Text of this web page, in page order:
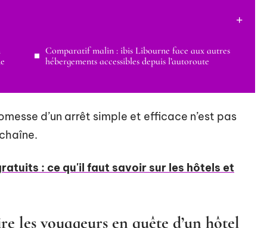
Comparatif malin : ibis Libourne face aux autres
hébergements accessibles depuis l’autoroute
d’un arrêt simple et efficace n’est pas
: ce qu'il faut savoir sur les hôtels et
les voyageurs en quête d’un hôtel